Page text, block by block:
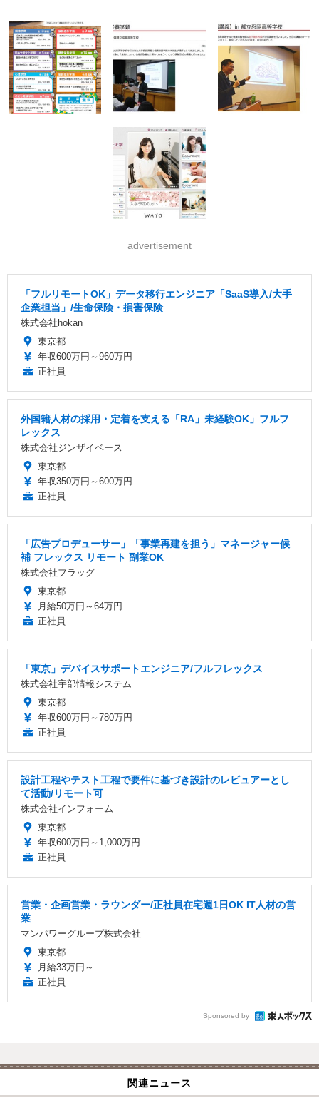
advertisement
「フルリモートOK」データ移行エンジニア「SaaS導入/大手
企業担当」/生命保険・損害保険
株式会社hokan
東京都
年収600万円～960万円
正社員
外国籍人材の採用・定着を支える「RA」未経験OK」フルフ
レックス
株式会社ジンザイベース
東京都
年収350万円～600万円
正社員
「広告プロデューサー」「事業再建を担う」マネージャー候
補 フレックス リモート 副業OK
株式会社フラッグ
東京都
月給50万円～64万円
正社員
「東京」デバイスサポートエンジニア/フルフレックス
株式会社宇部情報システム
東京都
年収600万円～780万円
正社員
設計工程やテスト工程で要件に基づき設計のレビュアーとし
て活動/リモート可
株式会社インフォーム
東京都
年収600万円～1,000万円
正社員
営業・企画営業・ラウンダー/正社員在宅週1日OK IT人材の営
業
マンパワーグループ株式会社
東京都
月給33万円～
正社員
Sponsored by
関連ニュース